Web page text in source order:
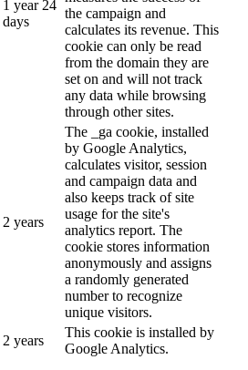
1 year 24
days
the campaign and
calculates its revenue. This
cookie can only be read
from the domain they are
set on and will not track
any data while browsing
through other sites.
2 years
The _ga cookie, installed
by Google Analytics,
calculates visitor, session
and campaign data and
also keeps track of site
usage for the site's
analytics report. The
cookie stores information
anonymously and assigns
a randomly generated
number to recognize
unique visitors.
2 years
This cookie is installed by
Google Analytics.